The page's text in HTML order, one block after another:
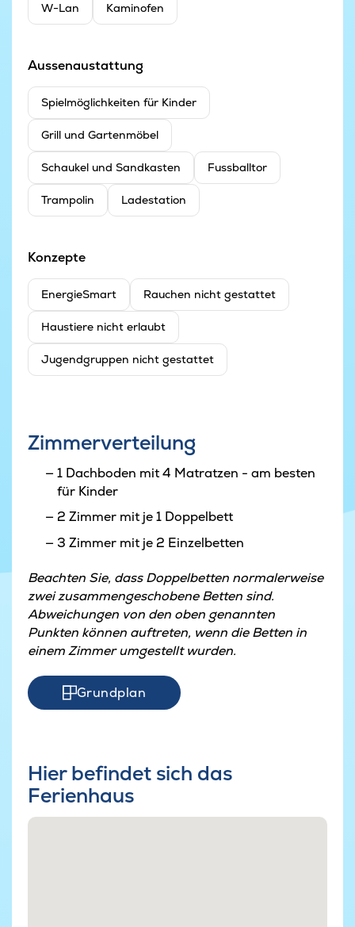
W-Lan Kaminofen
Aussenaustattung
Spielmöglichkeiten für Kinder
Grill und Gartenmöbel
Schaukel und Sandkasten Fussballtor
Trampolin Ladestation
Konzepte
EnergieSmart Rauchen nicht gestattet
Haustiere nicht erlaubt
Jugendgruppen nicht gestattet
Zimmerverteilung
1 Dachboden mit 4 Matratzen - am besten
für Kinder
2 Zimmer mit je 1 Doppelbett
3 Zimmer mit je 2 Einzelbetten
Beachten Sie, dass Doppelbetten normalerweise
zwei zusammengeschobene Betten sind.
Abweichungen von den oben genannten
Punkten können auftreten, wenn die Betten in
einem Zimmer umgestellt wurden.
Grundplan
Hier befindet sich das
Ferienhaus